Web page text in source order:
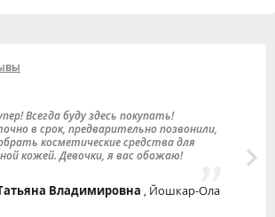
Всегда буду здесь покупать!
в срок, предварительно позвонили,
косметические средства для
кожей. Девочки, я вас обожаю!
Владимировна , Йошкар-Ола